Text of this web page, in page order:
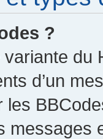
?
du
d’un
les
messages